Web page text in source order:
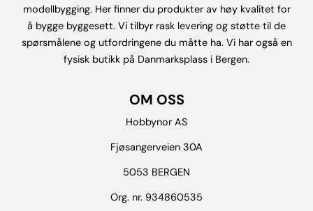
modellbygging. Her finner du produkter av høy kvalitet for
å bygge byggesett. Vi tilbyr rask levering og støtte til de
spørsmålene og utfordringene du måtte ha. Vi har også en
fysisk butikk på Danmarksplass i Bergen.
OM OSS
Hobbynor AS
Fjøsangerveien 30A
5053 BERGEN
Org. nr. 934860535